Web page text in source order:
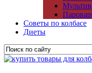
Советы по колбасе
Диеты